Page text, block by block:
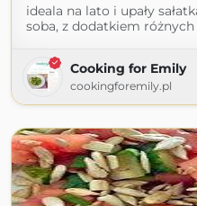
ideala na lato i upały
soba, z dodatkiem różnych
Cooking for Emily
cookingforemily.pl